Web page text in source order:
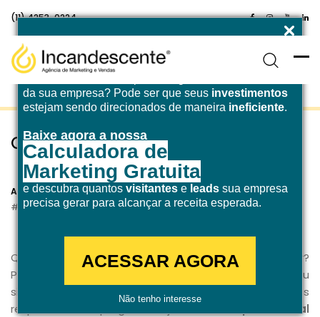
da sua empresa? Pode ser que seus investimentos
estejam sendo direcionados de maneira ineficiente.
Baixe agora a nossa
Calculadora de
Marketing Gratuita
e descubra quantos visitantes e leads sua empresa
precisa gerar para alcançar a receita esperada.
ACESSAR AGORA
Não tenho interesse
(11) 4253-0224
Quem faz marketing é…
Agência Incandescente
26 de julho de 2021
Inbound Marketing
Marketing Digital
Quem faz marketingé… Marketeiro? Comunicador?
Publicitário? Administrador? Mercadólogo? Ou
simplesmente um profissional de marketing? Vamos
responder essa pergunta hoje no
dia do profissional